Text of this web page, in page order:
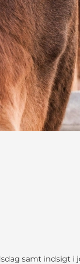
samt indsigt i